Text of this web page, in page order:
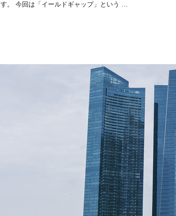
す。 今回は「イールドギャップ」という …